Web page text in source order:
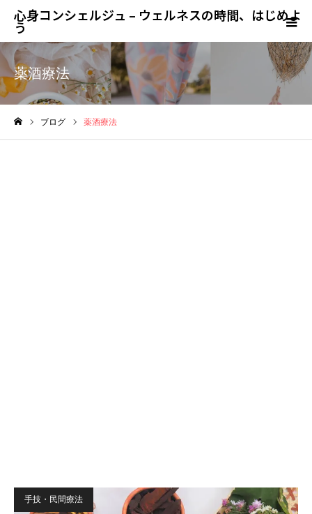
心身コンシェルジュ – ウェルネスの時間、はじめよ
う
薬酒療法
ブログ 薬酒療法
手技・民間療法